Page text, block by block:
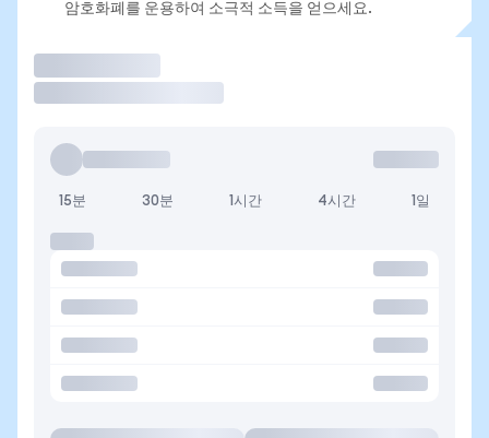
암호화폐를 운용하여 소극적 소득을 얻으세요.
15분 30분 1시간 4시간 1일